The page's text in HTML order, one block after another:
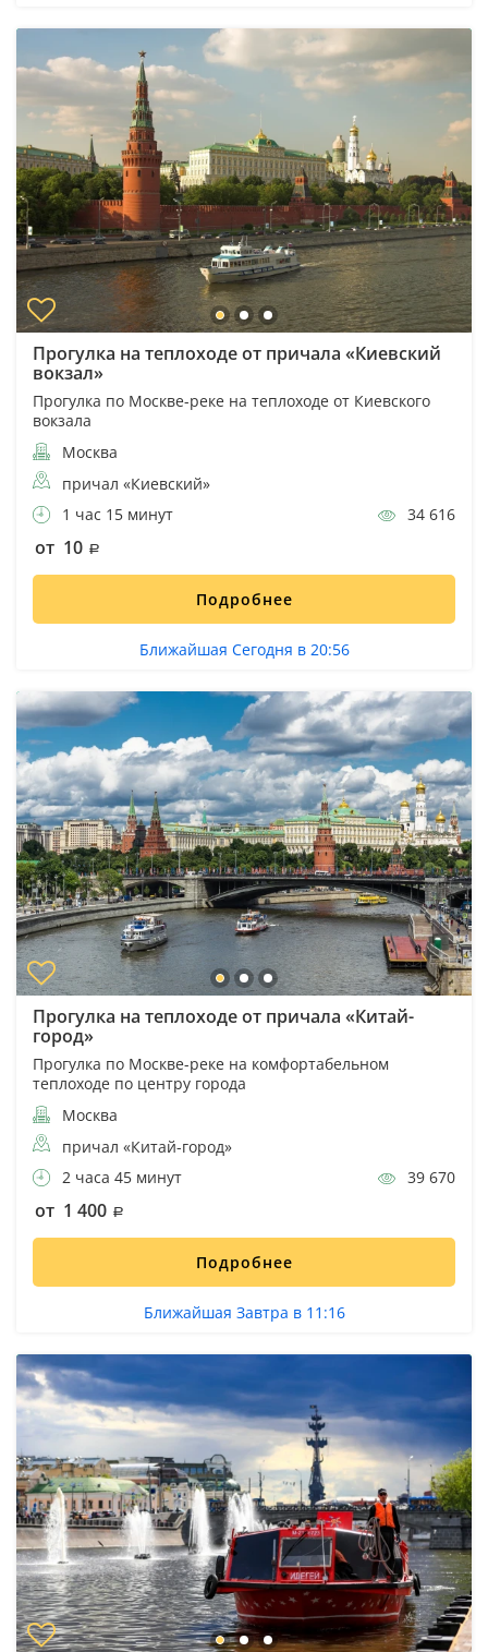
Прогулка на теплоходе от причала «Киевский
вокзал»
Прогулка по Москве-реке на теплоходе от Киевского
вокзала
Москва
причал «Киевский»
1 час 15 минут
34 616
от 10
Подробнее
Ближайшая Сегодня в 20:56
Прогулка на теплоходе от причала «Китай-
город»
Прогулка по Москве-реке на комфортабельном
теплоходе по центру города
Москва
причал «Китай-город»
2 часа 45 минут
39 670
от 1 400
Подробнее
Ближайшая Завтра в 11:16